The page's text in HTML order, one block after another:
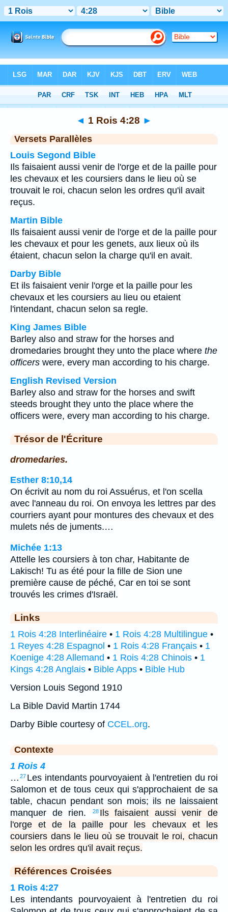
Chapitre 4> Verset 28
◄ 1 Rois 4:28 ►
Versets Parallèles
Louis Segond Bible
Ils faisaient aussi venir de l'orge et de la paille pour
les chevaux et les coursiers dans le lieu où se
trouvait le roi, chacun selon les ordres qu'il avait
reçus.
Martin Bible
Ils faisaient aussi venir de l'orge et de la paille pour
les chevaux et pour les genets, aux lieux où ils
étaient, chacun selon la charge qu'il en avait.
Darby Bible
Et ils faisaient venir l'orge et la paille pour les
chevaux et les coursiers au lieu ou etaient
l'intendant, chacun selon sa regle.
King James Bible
Barley also and straw for the horses and
dromedaries brought they unto the place where the
officers were, every man according to his charge.
English Revised Version
Barley also and straw for the horses and swift
steeds brought they unto the place where the
officers were, every man according to his charge.
Trésor de l'Écriture
dromedaries.
Esther 8:10,14
On écrivit au nom du roi Assuérus, et l'on scella
avec l'anneau du roi. On envoya les lettres par des
courriers ayant pour montures des chevaux et des
mulets nés de juments.…
Michée 1:13
Attelle les coursiers à ton char, Habitante de
Lakisch! Tu as été pour la fille de Sion une
première cause de péché, Car en toi se sont
trouvés les crimes d'Israël.
Links
1 Rois 4:28 Interlinéaire • 1 Rois 4:28 Multilingue •
1 Reyes 4:28 Espagnol • 1 Rois 4:28 Français • 1
Koenige 4:28 Allemand • 1 Rois 4:28 Chinois • 1
Kings 4:28 Anglais • Bible Apps • Bible Hub
Version Louis Segond 1910
La Bible David Martin 1744
Darby Bible courtesy of CCEL.org.
Contexte
1 Rois 4
… 27 Les intendants pourvoyaient à l'entretien du roi
Salomon et de tous ceux qui s'approchaient de sa
table, chacun pendant son mois; ils ne laissaient
manquer de rien.
28 Ils faisaient aussi venir de
l'orge et de la paille pour les chevaux et les
coursiers dans le lieu où se trouvait le roi, chacun
selon les ordres qu'il avait reçus.
Références Croisées
1 Rois 4:27
Les intendants pourvoyaient à l'entretien du roi